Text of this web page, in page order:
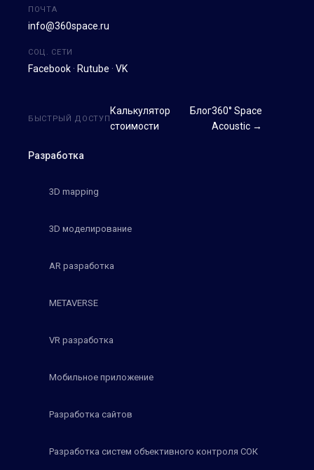
ПОЧТА
info@360space.ru
СОЦ. СЕТИ
Facebook · Rutube · VK
Разработка
3D mapping
3D моделирование
AR разработка
METAVERSE
VR разработка
Мобильное приложение
Разработка сайтов
Разработка систем объективного контроля СОК
БЫСТРЫЙ ДОСТУП
Калькулятор
стоимости
Блог360° Space
Acoustic →